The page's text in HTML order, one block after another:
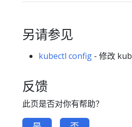
另请参见
kubectl config - 修改
反馈
此页是否对你有帮助？